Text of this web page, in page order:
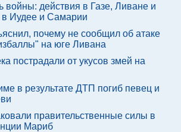
войны: действия в Газе, Ливане и
Иудее и Самарии
почему не сообщил об атаке
на юге Ливана
пострадали от укусов змей на
в результате ДТП погиб певец и
правительственные силы в
Мариб